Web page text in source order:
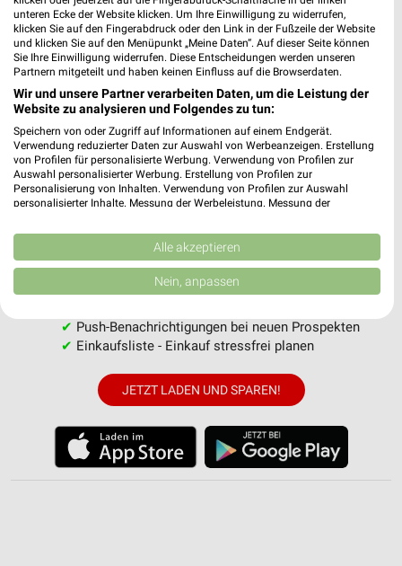
MEHR PROSPEKTE
weekli - Prospekte & Angebote App
Alle REWE Angebote immer griffbereit – mit der kostenlosen
weekli App für iOS & Android.
Standortgenaue Angebote
✔ Push-Benachrichtigungen bei neuen Prospekten
✔ Einkaufsliste - Einkauf stressfrei planen
JETZT LADEN UND SPAREN!
unteren Ecke der Website klicken. Um Ihre Einwilligung zu widerrufen,
klicken Sie auf den Fingerabdruck oder den Link in der Fußzeile der Website
und klicken Sie auf den Menüpunkt „Meine Daten“. Auf dieser Seite können
Sie Ihre Einwilligung widerrufen. Diese Entscheidungen werden unseren
Partnern mitgeteilt und haben keinen Einfluss auf die Browserdaten.
Wir und unsere Partner verarbeiten Daten, um die Leistung der
Website zu analysieren und Folgendes zu tun:
Speichern von oder Zugriff auf Informationen auf einem Endgerät.
Verwendung reduzierter Daten zur Auswahl von Werbeanzeigen. Erstellung
von Profilen für personalisierte Werbung. Verwendung von Profilen zur
Auswahl personalisierter Werbung. Erstellung von Profilen zur
Personalisierung von Inhalten. Verwendung von Profilen zur Auswahl
personalisierter Inhalte. Messung der Werbeleistung. Messung der
Kombinationen von Daten aus verschiedenen Quellen. Entwicklung und
Verbesserung der Angebote. Verwendung reduzierter Daten zur Auswahl
von Inhalten.
Daten können außerhalb der Europäischen Union weitergegeben und in die
USA gesendet werden.
Website/App.
Partnerliste anzeigen (1 IAB-Anbieter)
Wir nutzen Ihre Daten für folgende Zwecke:
IAB-Verarbeitungszwecke:
auf einem Endgerät
Verwendung reduzierter Daten zur Auswahl von
Alle akzeptieren
Nein, anpassen